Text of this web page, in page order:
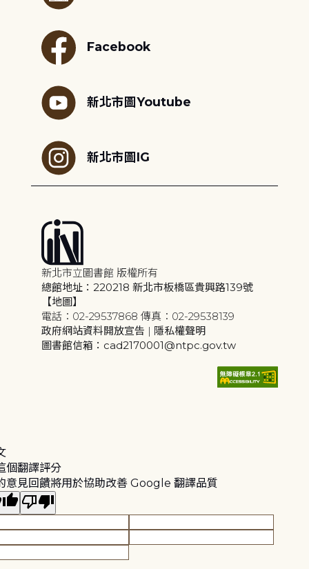
Facebook
新北市圖Youtube
新北市圖IG
新北市立圖書館 版權所有
總館地址：220218 新北市板橋區貴興路139號
【地圖】
電話：02-29537868 傳真：02-29538139
政府網站資料開放宣告 | 隱私權聲明
圖書館信箱：cad2170001@ntpc.gov.tw
個翻譯評分
意見回饋將用於協助改善 Google 翻譯品質